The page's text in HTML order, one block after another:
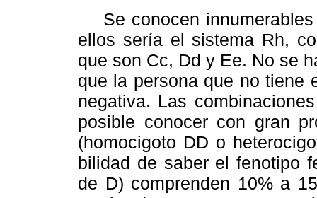
Se conocen innumerables
ellos sería el sistema Rh,
que son Cc, Dd y Ee. No se
que la persona que no tiene
negativa. Las
posible conocer con gran
(homocigoto DD o
bilidad de saber el fenotipo
de D) comprenden 10% a